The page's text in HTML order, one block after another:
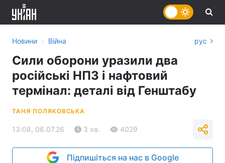
Новини › Війна рус
Сили оборони уразили два
російські НПЗ і нафтовий
термінал: деталі від Генштабу
ТАНЯ ПОЛЯКОВСЬКА
13:08, 06.07.26 3 хв. 4029
Підпишіться на нас в Google